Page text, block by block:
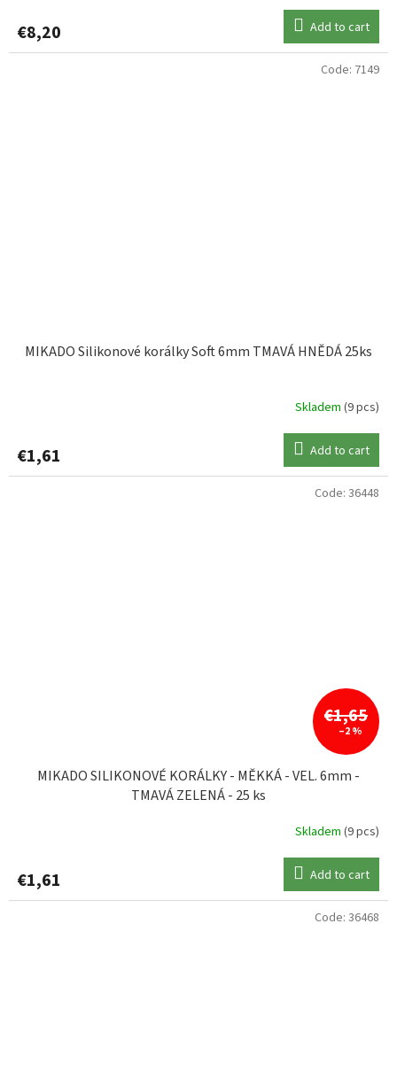
€8,20 Add to cart
MIKADO Silikonové korálky Soft 6mm TMAVÁ HNĚDÁ 25ks
Skladem (9 pcs)
€1,61 Add to cart
Code: 7149
€1,65
–2 %
MIKADO SILIKONOVÉ KORÁLKY - MĚKKÁ - VEL. 6mm -
TMAVÁ ZELENÁ - 25 ks
Skladem (9 pcs)
€1,61 Add to cart
Code: 36448
Code: 36468